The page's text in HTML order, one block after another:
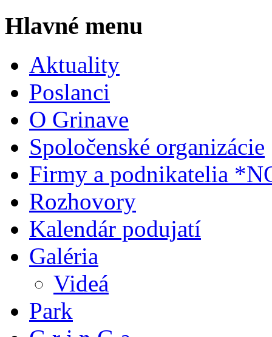
Hlavné menu
Aktuality
Poslanci
O Grinave
Spoločenské organizácie
Firmy a podnikatelia
Rozhovory
Kalendár podujatí
Galéria
Videá
Park